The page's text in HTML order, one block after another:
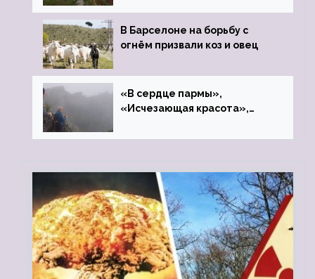
В Барселоне на борьбу с
огнём призвали коз и овец
«В сердце пармы»,
«Исчезающая красота»,